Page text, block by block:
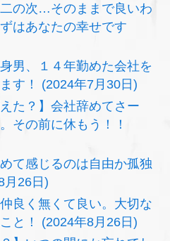
二の次…そのままで良いわ
はあなたの幸せです
男、１４年勤めた会社を
す！ (2024年7月30日)
た？】会社辞めてさー
その前に休もう！！
て感じるのは自由か孤独
月26日)
良く無くて良い。大切な
と！ (2024年8月26日)